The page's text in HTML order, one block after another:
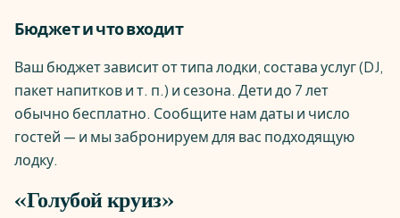
Бюджет и что входит
Ваш бюджет зависит от типа лодки, состава услуг (DJ,
пакет напитков и т. п.) и сезона. Дети до 7 лет
обычно бесплатно. Сообщите нам даты и число
гостей — и мы забронируем для вас подходящую
лодку.
«Голубой круиз»